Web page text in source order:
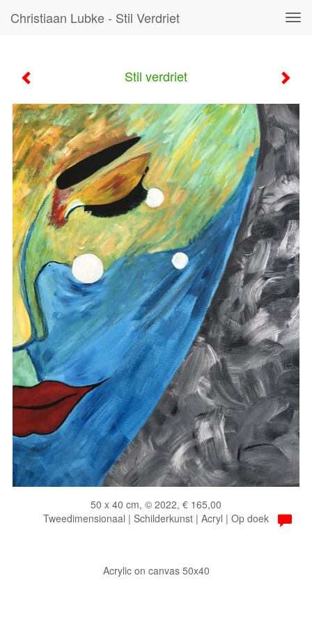
Christiaan Lubke - Stil Verdriet
Stil verdriet
50 x 40 cm, © 2022, € 165,00
Tweedimensionaal | Schilderkunst | Acryl | Op doek
Acrylic on canvas 50x40